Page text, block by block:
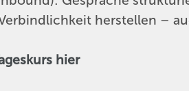
herstellen –
hier